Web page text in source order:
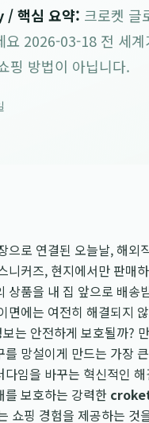
핵심 요약: 크로켓 글
요 2026-03-18 전 세
핑 방법이 아닙니다.
으로 연결된 오늘날, 해
니커즈, 현지에서만 판매
상품을 내 집 앞으로 배
면에는 여전히 해결되지
는 안전하게 보호될까?
를 망설이게 만드는 가장
다임을 바꾸는 혁신적인
를 보호하는 강력한
쇼핑 경험을 제공하는